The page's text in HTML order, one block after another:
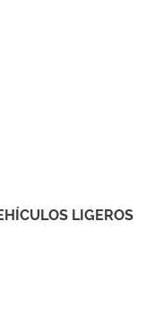
LIGEROS